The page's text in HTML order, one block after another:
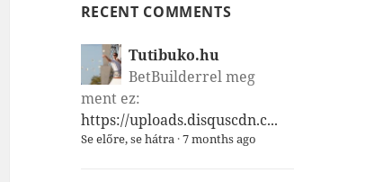
RECENT COMMENTS
Tutibuko.hu
BetBuilderrel meg
ment ez:
https://uploads.disquscdn.c...
Se előre, se hátra·7 months ago